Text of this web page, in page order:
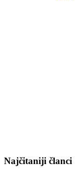
Najčitaniji članci